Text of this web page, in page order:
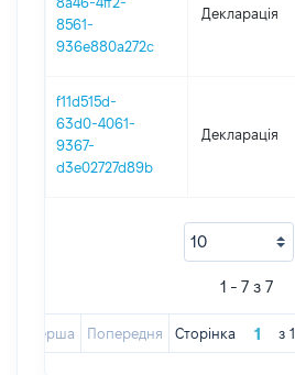
8561-
936e880a272c
Декларація
f11d515d-
63d0-4061-
9367-
d3e02727d89b
Декларація
1 - 7 з 7
Перша Попередня Сторінка з 1